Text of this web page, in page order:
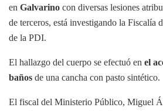
en Galvarino con diversas lesiones
de terceros, está investigando la Fiscalía
de la PDI.
El hallazgo del cuerpo se efectuó en el
baños de una cancha con pasto sintético.
El fiscal del Ministerio Público, Miguel